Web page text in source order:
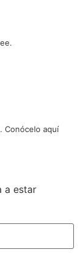
Conócelo aquí
a estar